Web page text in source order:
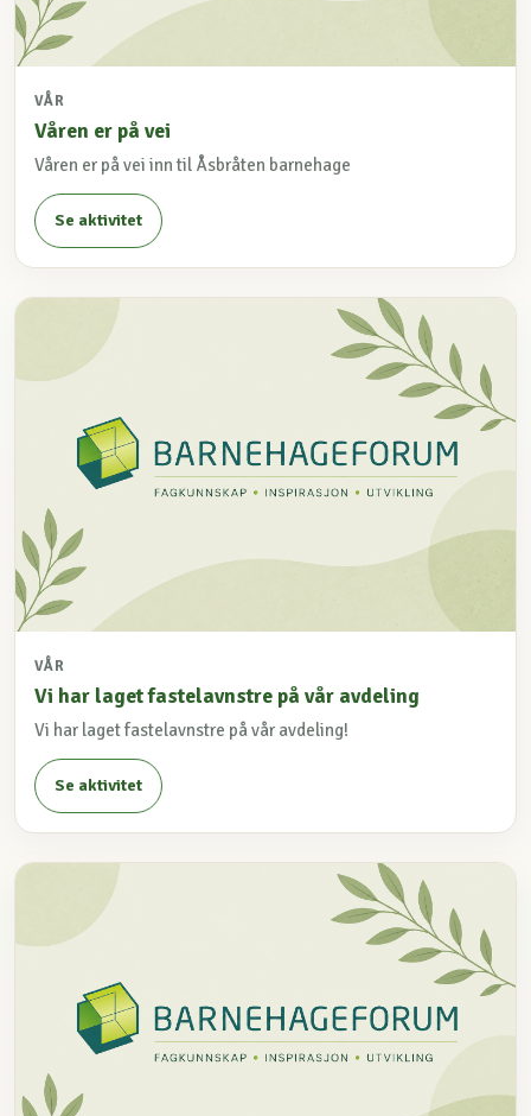
VÅR
Våren er på vei
Våren er på vei inn til Åsbråten barnehage
Se aktivitet
VÅR
Vi har laget fastelavnstre på vår avdeling
Vi har laget fastelavnstre på vår avdeling!
Se aktivitet